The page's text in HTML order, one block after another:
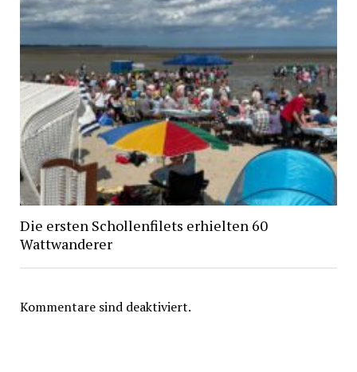
Die ersten Schollenfilets erhielten 60
Wattwanderer
Kommentare sind deaktiviert.